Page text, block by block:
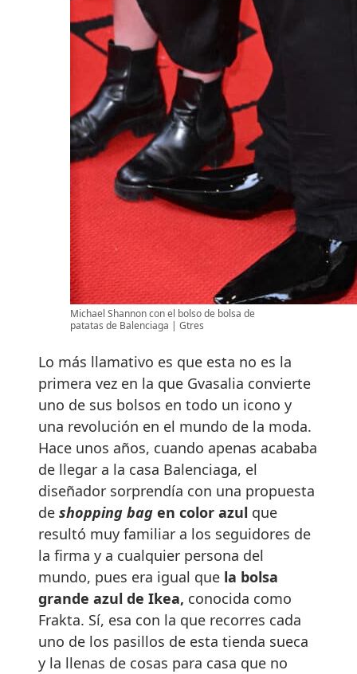
Michael Shannon con el bolso de bolsa de
patatas de Balenciaga | Gtres
Lo más llamativo es que esta no es la
primera vez en la que Gvasalia convierte
uno de sus bolsos en todo un icono y
una revolución en el mundo de la moda.
Hace unos años, cuando apenas acababa
de llegar a la casa Balenciaga, el
diseñador sorprendía con una propuesta
de shopping bag en color azul que
resultó muy familiar a los seguidores de
la firma y a cualquier persona del
mundo, pues era igual que la bolsa
grande azul de Ikea, conocida como
Frakta. Sí, esa con la que recorres cada
uno de los pasillos de esta tienda sueca
y la llenas de cosas para casa que no